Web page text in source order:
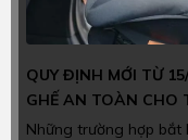
QUY ĐỊNH MỚI TỪ
GHẾ AN TOÀN CHO
Những trường hợp